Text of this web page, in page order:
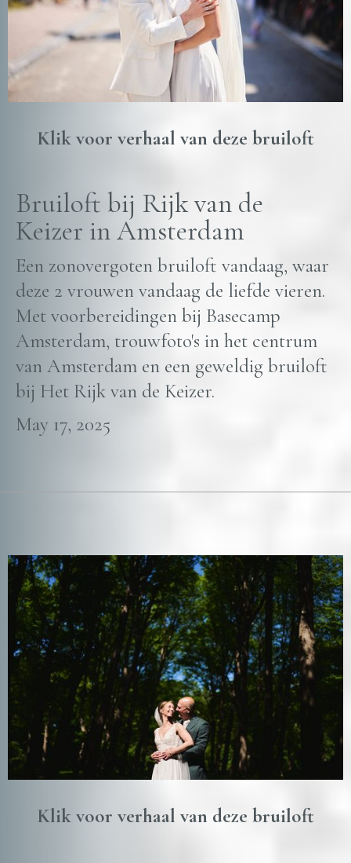
Klik voor verhaal van deze bruiloft
Bruiloft bij Rijk van de
Keizer in Amsterdam
Een zonovergoten bruiloft vandaag, waar
deze 2 vrouwen vandaag de liefde vieren.
Met voorbereidingen bij Basecamp
Amsterdam, trouwfoto's in het centrum
van Amsterdam en een geweldig bruiloft
bij Het Rijk van de Keizer.
May 17, 2025
Klik voor verhaal van deze bruiloft